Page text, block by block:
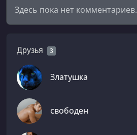
Здесь пока нет комментариев.
Друзья 3
Златушка
свободен